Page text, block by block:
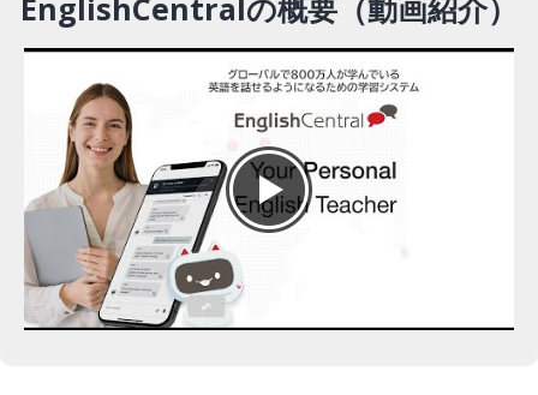
EnglishCentralの概要（動画紹介）